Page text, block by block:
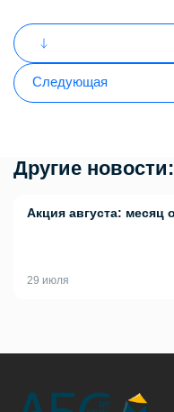
Следующая
Другие новости:
Акция августа: месяц
29 июля